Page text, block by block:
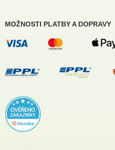
MOŽNOSTI PLATBY A DOPRAVY